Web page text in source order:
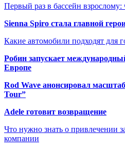
Первый раз в бассейн взрослому:
Sienna Spiro стала главной
Какие автомобили подходят для
Робин запускает
Европе
Rod Wave анонсировал
Tour”
Adele готовит возвращение
Что нужно знать о привлечении
компании